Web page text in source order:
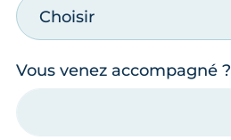
Choisir
Vous venez accompagné ?